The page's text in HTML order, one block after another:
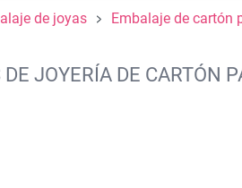
de joyas Embalaje de cartón
DE JOYERÍA DE CARTÓN
imágenes